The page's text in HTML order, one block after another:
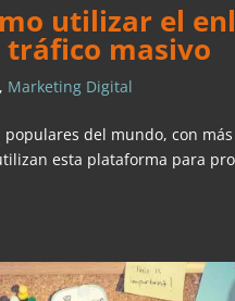
utilizar el
masivo
, Marketing Digital
del mundo, con
esta plataforma para